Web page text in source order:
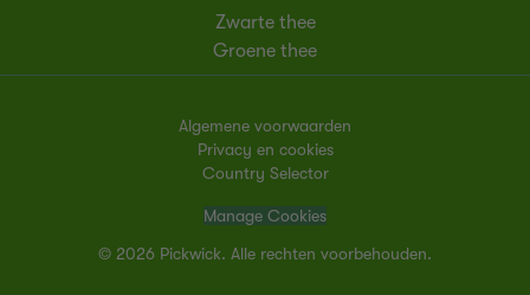
Zwarte thee
Groene thee
Algemene voorwaarden
Privacy en cookies
Country Selector
Manage Cookies
© 2026 Pickwick. Alle rechten voorbehouden.